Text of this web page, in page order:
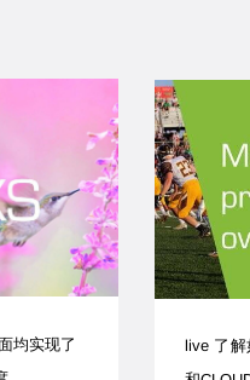
均实现了
live 了解